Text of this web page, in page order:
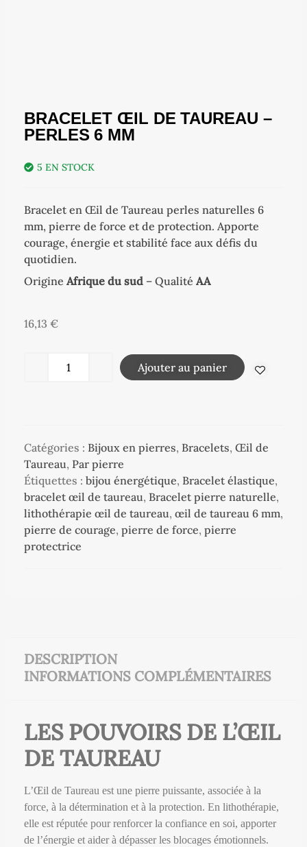
BRACELET ŒIL DE TAUREAU –
PERLES 6 MM
5 EN STOCK
Bracelet en Œil de Taureau perles naturelles 6
mm, pierre de force et de protection. Apporte
courage, énergie et stabilité face aux défis du
quotidien.
Origine Afrique du sud – Qualité AA
16,13 €
Ajouter au panier
Catégories : Bijoux en pierres, Bracelets, Œil de
Taureau, Par pierre
Étiquettes : bijou énergétique, Bracelet élastique,
bracelet œil de taureau, Bracelet pierre naturelle,
lithothérapie œil de taureau, œil de taureau 6 mm,
pierre de courage, pierre de force, pierre
protectrice
DESCRIPTION
INFORMATIONS COMPLÉMENTAIRES
LES POUVOIRS DE L’ŒIL
DE TAUREAU
L’Œil de Taureau est une pierre puissante, associée à la
force, à la détermination et à la protection. En lithothérapie,
elle est réputée pour renforcer la confiance en soi, apporter
de l’énergie et aider à dépasser les blocages émotionnels.